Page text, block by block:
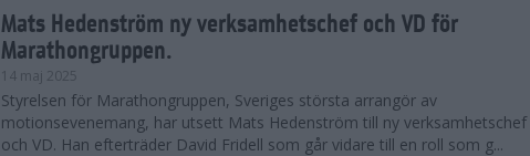
Mats Hedenström ny verksamhetschef och VD för
Marathongruppen.
14 maj 2025
Styrelsen för Marathongruppen, Sveriges största arrangör av
motionsevenemang, har utsett Mats Hedenström till ny verksamhetschef
och VD. Han efterträder David Fridell som går vidare till en roll som g...